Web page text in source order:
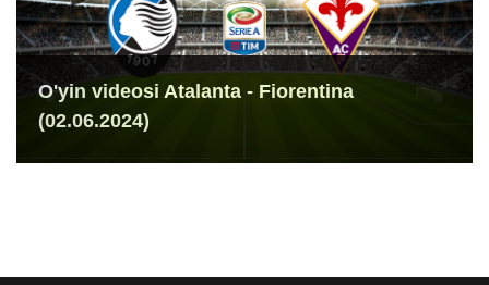
O'yin videosi Atalanta - Fiorentina
(02.06.2024)